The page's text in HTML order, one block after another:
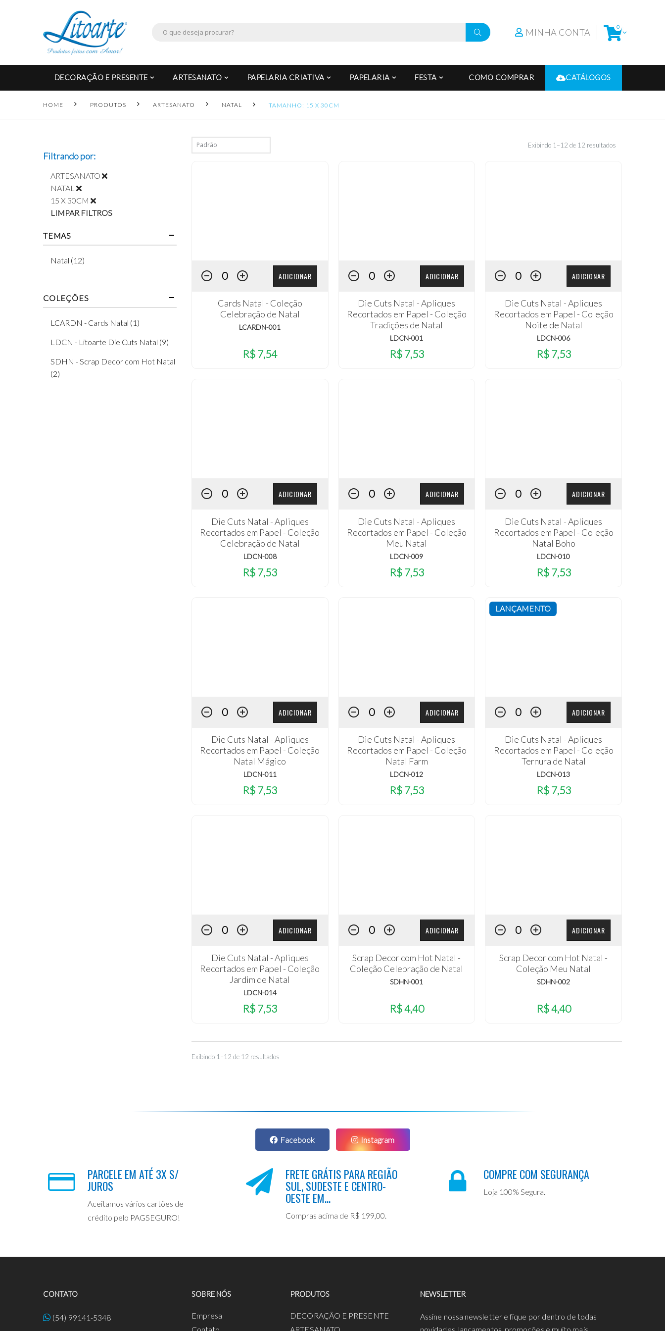
MINHA CONTA 0
DECORAÇÃO E PRESENTE ARTESANATO PAPELARIA CRIATIVA PAPELARIA FESTA COMO COMPRAR CATÁLOGOS
HOME PRODUTOS ARTESANATO NATAL TAMANHO: 15 X 30CM
Exibindo 1–12 de 12 resultados
ADICIONAR
Cards Natal - Coleção
Celebração de Natal
LCARDN-001
R$ 7,54
ADICIONAR
Die Cuts Natal - Apliques
Recortados em Papel - Coleção
Tradições de Natal
LDCN-001
R$ 7,53
ADICIONAR
Die Cuts Natal - Apliques
Recortados em Papel - Coleção
Noite de Natal
LDCN-006
R$ 7,53
ADICIONAR
Die Cuts Natal - Apliques
Recortados em Papel - Coleção
Celebração de Natal
LDCN-008
R$ 7,53
ADICIONAR
Die Cuts Natal - Apliques
Recortados em Papel - Coleção
Meu Natal
LDCN-009
R$ 7,53
ADICIONAR
Die Cuts Natal - Apliques
Recortados em Papel - Coleção
Natal Boho
LDCN-010
R$ 7,53
ADICIONAR
Die Cuts Natal - Apliques
Recortados em Papel - Coleção
Natal Mágico
LDCN-011
R$ 7,53
ADICIONAR
Die Cuts Natal - Apliques
Recortados em Papel - Coleção
Natal Farm
LDCN-012
R$ 7,53
LANÇAMENTO
ADICIONAR
Die Cuts Natal - Apliques
Recortados em Papel - Coleção
Ternura de Natal
LDCN-013
R$ 7,53
ADICIONAR
Die Cuts Natal - Apliques
Recortados em Papel - Coleção
Jardim de Natal
LDCN-014
R$ 7,53
ADICIONAR
Scrap Decor com Hot Natal -
Coleção Celebração de Natal
SDHN-001
R$ 4,40
ADICIONAR
Scrap Decor com Hot Natal -
Coleção Meu Natal
SDHN-002
R$ 4,40
Exibindo 1–12 de 12 resultados
Filtrando por:
ARTESANATO
NATAL
15 X 30CM
LIMPAR FILTROS
TEMAS
Natal (12)
COLEÇÕES
LCARDN - Cards Natal (1)
LDCN - Litoarte Die Cuts Natal (9)
SDHN - Scrap Decor com Hot Natal
(2)
Facebook Instagram
PARCELE EM ATÉ 3X S/
JUROS
Aceitamos vários cartões de
crédito pelo PAGSEGURO!
FRETE GRÁTIS PARA REGIÃO
SUL, SUDESTE E CENTRO-
OESTE EM...
Compras acima de R$ 199,00.
COMPRE COM SEGURANÇA
Loja 100% Segura.
CONTATO
(54) 99141-5348
SOBRE NÓS
Empresa
PRODUTOS
DECORAÇÃO E PRESENTE
NEWSLETTER
Assine nossa newsletter e fique por dentro de todas